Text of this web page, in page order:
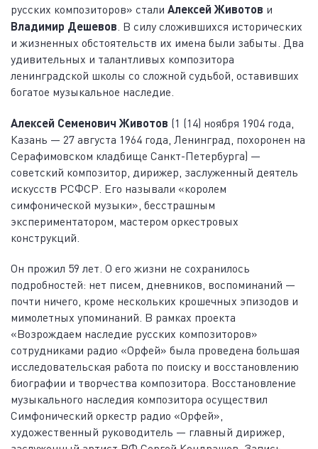
русских композиторов» стали Алексей Животов и
Владимир Дешевов . В силу сложившихся исторических
и жизненных обстоятельств их имена были забыты. Два
удивительных и талантливых композитора
ленинградской школы со сложной судьбой, оставивших
богатое музыкальное наследие.
Алексей Семенович Животов (1 (14) ноября 1904 года,
Казань — 27 августа 1964 года, Ленинград, похоронен на
Серафимовском кладбище Санкт-Петербурга) —
советский композитор, дирижер, заслуженный деятель
искусств РСФСР. Его называли «королем
симфонической музыки», бесстрашным
экспериментатором, мастером оркестровых
конструкций.
Он прожил 59 лет. О его жизни не сохранилось
подробностей: нет писем, дневников, воспоминаний —
почти ничего, кроме нескольких крошечных эпизодов и
мимолетных упоминаний. В рамках проекта
«Возрождаем наследие русских композиторов»
сотрудниками радио «Орфей» была проведена большая
исследовательская работа по поиску и восстановлению
биографии и творчества композитора. Восстановление
музыкального наследия композитора осуществил
Симфонический оркестр радио «Орфей»,
художественный руководитель — главный дирижер,